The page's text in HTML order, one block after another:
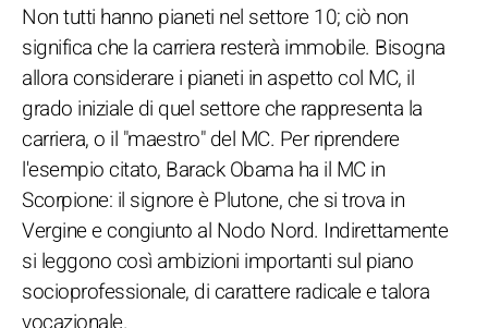
Non tutti hanno pianeti nel settore 10; ciò non
significa che la carriera resterà immobile. Bisogna
allora considerare i pianeti in aspetto col MC, il
grado iniziale di quel settore che rappresenta la
carriera, o il "maestro" del MC. Per riprendere
l'esempio citato, Barack Obama ha il MC in
Scorpione: il signore è Plutone, che si trova in
Vergine e congiunto al Nodo Nord. Indirettamente
si leggono così ambizioni importanti sul piano
socioprofessionale, di carattere radicale e talora